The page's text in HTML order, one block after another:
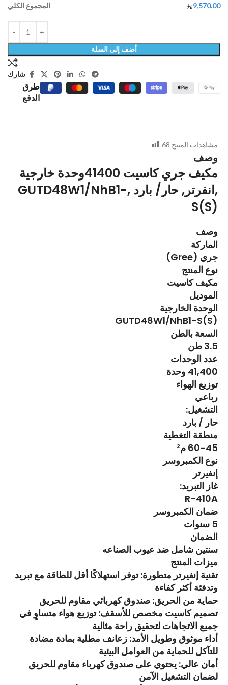
المجموع الكلي
9,570.00
أضف إلى السلة
شارك
طرق
الدفع
مشاهدات المنتج 68
وصف
مكيف جري كاسيت 41400وحدة خارجية
,انفرتر, حار/ بارد ,GUTD48W1/NhB1-
S(S)
وصف
الماركة
جري (Gree)
نوع المنتج
مكيف كاسيت
الموديل
الوحدة الخارجية
GUTD48W1/NhB1-S(S)
السعة بالطن
3.5 طن
عدد الوحدات
41,400 وحدة
توزيع الهواء
رباعي
التشغيل:
حار / بارد
منطقة التغطية
60-45 م²
نوع الكمبروسر
إنفيرتر
غاز التبريد:
R-410A
ضمان الكمبروسر
5 سنوات
الضمان
سنتين شامل ضد عيوب الصناعه
ميزات المنتج
تقنية إنفيرتر متطورة: توفر استهلاكًا أقل للطاقة مع تبريد
وتدفئة أكثر كفاءة
حماية من الحريق: صندوق كهربائي مقاوم للحريق
تصميم كاسيت مخصص للأسقف: توزيع هواء متساوٍ في
جميع الاتجاهات لتحقيق راحة مثالية
أداء موثوق وطويل الأمد: زعانف مطلية بمادة مضادة
للتآكل للحماية من العوامل البيئية
أمان عالي: يحتوي على صندوق كهرباء مقاوم للحريق
لضمان التشغيل الآمن